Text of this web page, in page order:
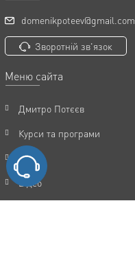
domenikpoteev@gmail.com
Зворотній зв'язок
Меню сайта
Дмитро Потєєв
Курси та програми
Статті
Відео